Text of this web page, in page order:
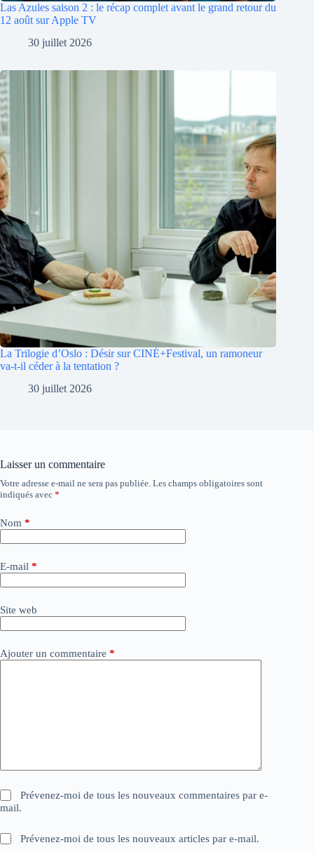
Las Azules saison 2 : le récap complet avant le grand retour du
12 août sur Apple TV
30 juillet 2026
La Trilogie d’Oslo : Désir sur CINÉ+Festival, un ramoneur
va-t-il céder à la tentation ?
30 juillet 2026
Laisser un commentaire
Votre adresse e-mail ne sera pas publiée. Les champs obligatoires sont
indiqués avec *
Nom *
E-mail *
Site web
Ajouter un commentaire *
Prévenez-moi de tous les nouveaux commentaires par e-
mail.
Prévenez-moi de tous les nouveaux articles par e-mail.
A
l
e
n
a
t
i
e